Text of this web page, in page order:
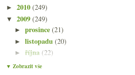
► 2010 (249)
▼ 2009 (249)
►prosince(21)
►listopadu(20)
►října (22)
►září(21)
▼ Zobrazit vše